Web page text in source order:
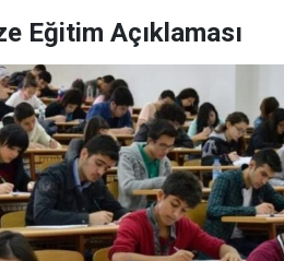
Eğitim Açıklaması